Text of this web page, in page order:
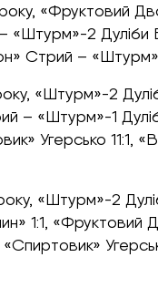
«Фруктовий
«Штурм»-2 Дуліби
Стрий –
«Штурм»-2
– «Штурм»-1
Угерсько 11:1,
«Штурм»-2
1:1,
«Спиртовик»